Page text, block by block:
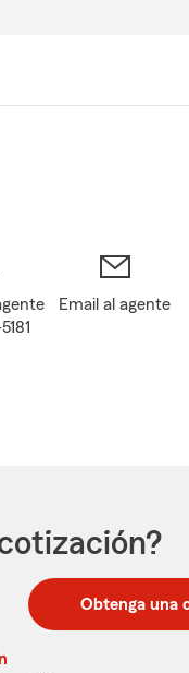
Email al agente
Obtenga una